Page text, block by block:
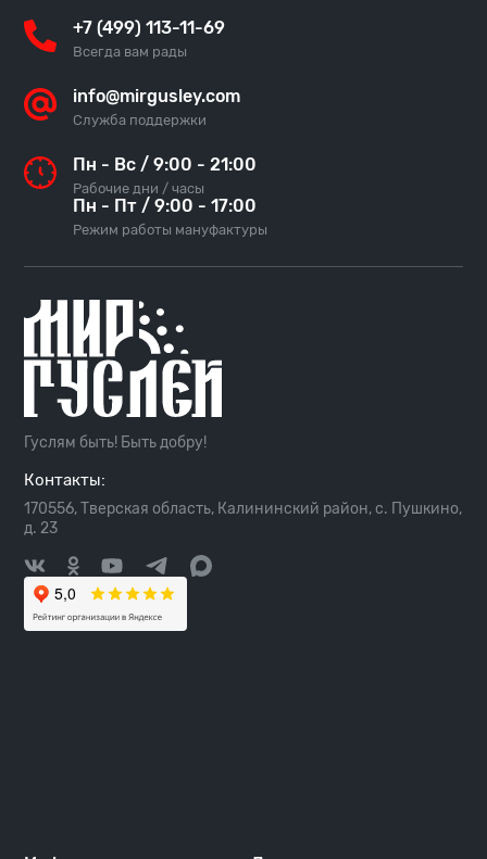
+7 (499) 113-11-69
Всегда вам рады
info@mirgusley.com
Служба поддержки
Пн - Вс / 9:00 - 21:00
Рабочие дни / часы
Пн - Пт / 9:00 - 17:00
Режим работы мануфактуры
Гуслям быть! Быть добру!
Контакты:
170556, Тверская область, Калининский район, с. Пушкино,
д. 23